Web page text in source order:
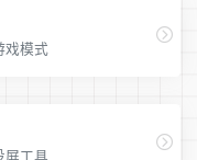
戏模式
屏工具